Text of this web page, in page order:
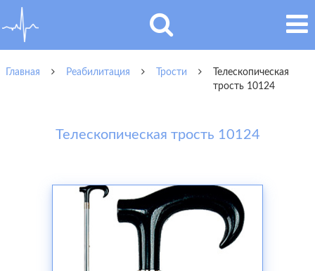
Главная Реабилитация Трости
Телескопическая
трость 10124
Телескопическая трость 10124